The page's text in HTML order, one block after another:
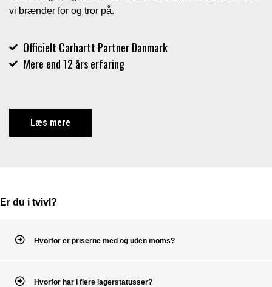
vi brænder for og tror på.
Officielt Carhartt Partner Danmark
Mere end 12 års erfaring
Læs mere
Er du i tvivl?
Hvorfor er priserne med og uden moms?
Hvorfor har I flere lagerstatusser?